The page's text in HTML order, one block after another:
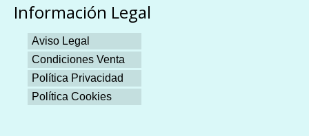
Información Legal
Aviso Legal
Condiciones Venta
Política Privacidad
Política Cookies